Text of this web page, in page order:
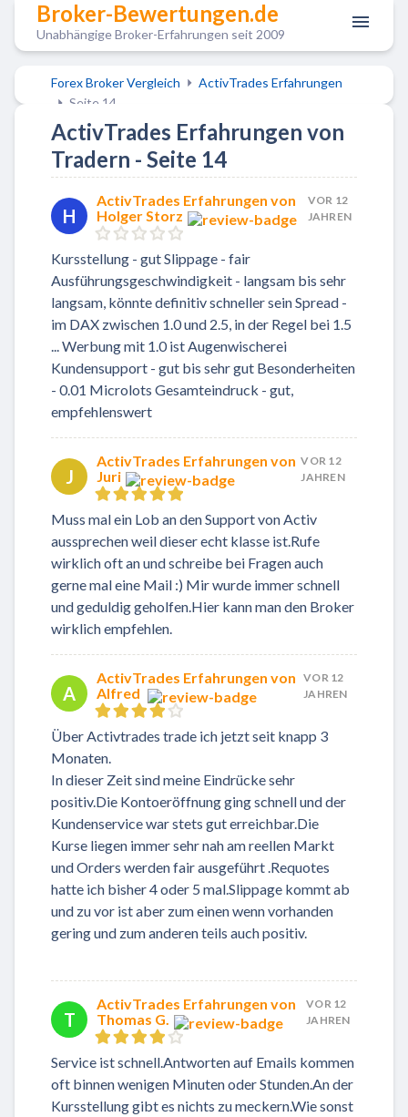
Broker-Bewertungen.de
Unabhängige Broker-Erfahrungen seit 2009
Forex Broker Vergleich
ActivTrades Erfahrungen
Seite 14
ActivTrades Erfahrungen von
Tradern - Seite 14
H
ActivTrades Erfahrungen von
Holger Storz
VOR 12
JAHREN
Kursstellung - gut Slippage - fair
Ausführungsgeschwindigkeit - langsam bis sehr
langsam, könnte definitiv schneller sein Spread -
im DAX zwischen 1.0 und 2.5, in der Regel bei 1.5
... Werbung mit 1.0 ist Augenwischerei
Kundensupport - gut bis sehr gut Besonderheiten
- 0.01 Microlots Gesamteindruck - gut,
empfehlenswert
J
ActivTrades Erfahrungen von
Juri
VOR 12
JAHREN
Muss mal ein Lob an den Support von Activ
aussprechen weil dieser echt klasse ist.Rufe
wirklich oft an und schreibe bei Fragen auch
gerne mal eine Mail :) Mir wurde immer schnell
und geduldig geholfen.Hier kann man den Broker
wirklich empfehlen.
A
ActivTrades Erfahrungen von
Alfred
VOR 12
JAHREN
Über Activtrades trade ich jetzt seit knapp 3
Monaten.
In dieser Zeit sind meine Eindrücke sehr
positiv.Die Kontoeröffnung ging schnell und der
Kundenservice war stets gut erreichbar.Die
Kurse liegen immer sehr nah am reellen Markt
und Orders werden fair ausgeführt .Requotes
hatte ich bisher 4 oder 5 mal.Slippage kommt ab
und zu vor ist aber zum einen wenn vorhanden
gering und zum anderen teils auch positiv.
T
ActivTrades Erfahrungen von
Thomas G.
VOR 12
JAHREN
Service ist schnell.Antworten auf Emails kommen
oft binnen wenigen Minuten oder Stunden.An der
Kursstellung gibt es nichts zu meckern.Wie sonst